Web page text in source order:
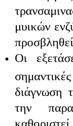
μυικών
Οι
διάγνωση
την